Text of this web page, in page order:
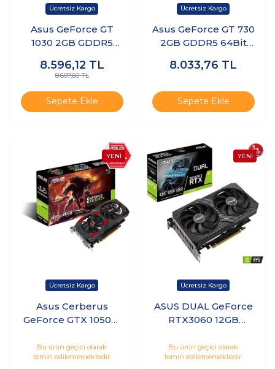
Asus GeForce GT
1030 2GB GDDR5
Kartı
8.596,12 TL
8.607,60 TL
Sepete Ekle
Asus GeForce GT 730
2GB GDDR5 64Bit
8.033,76 TL
Sepete Ekle
Asus Cerberus
GeForce GTX 1050Ti
Nvidia Ekran Kartı
CERBERUS-
Bu ürün geçici olarak
temin edilememektedir.
ASUS DUAL GeForce
RTX3060 12GB
192Bit Nvidia Ekran
Kartı DUAL-
Bu ürün geçici olarak
temin edilememektedir.